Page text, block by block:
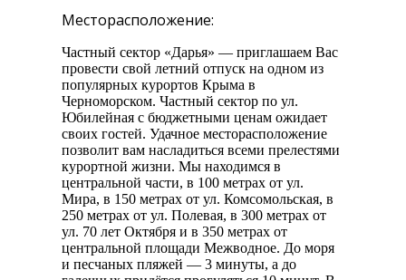
Месторасположение:
Частный сектор «Дарья» — приглашаем Вас
провести свой летний отпуск на одном из
популярных курортов Крыма в
Черноморском. Частный сектор по ул.
Юбилейная с бюджетными ценам ожидает
своих гостей. Удачное месторасположение
позволит вам насладиться всеми прелестями
курортной жизни. Мы находимся в
центральной части, в 100 метрах от ул.
Мира, в 150 метрах от ул. Комсомольская, в
250 метрах от ул. Полевая, в 300 метрах от
ул. 70 лет Октября и в 350 метрах от
центральной площади Межводное. До моря
и песчаных пляжей — 3 минуты, а до